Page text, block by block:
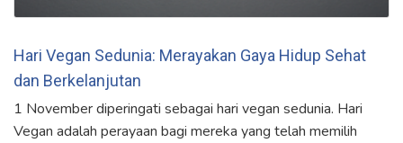
Hari Vegan Sedunia: Merayakan Gaya Hidup Sehat
dan Berkelanjutan
1 November diperingati sebagai hari vegan sedunia. Hari
Vegan adalah perayaan bagi mereka yang telah memilih